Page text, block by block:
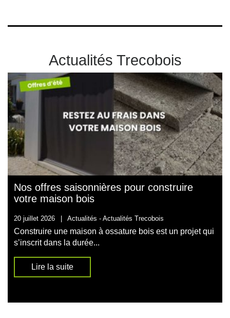
Actualités Trecobois
Nos offres saisonnières pour construire
votre maison bois
20 juillet 2026 Actualités - Actualités Trecobois
Construire une maison à ossature bois est un projet qui
s’inscrit dans la durée...
Lire la suite